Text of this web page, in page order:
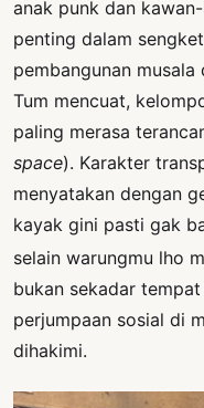
anak punk dan
penting dalam
pembangunan
Tum mencuat,
paling merasa
space). Karakter
menyatakan dengan
kayak gini pasti gak
selain warungmu lho
bukan sekadar
perjumpaan sosial di
dihakimi.